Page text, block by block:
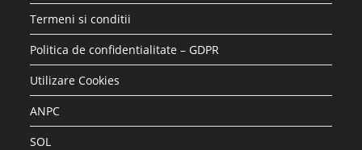
Termeni si conditii
Politica de confidentialitate – GDPR
Utilizare Cookies
ANPC
SOL